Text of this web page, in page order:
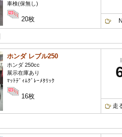
車検(保無し)
20枚
ホンダ レブル250
ホンダ 250cc
展示在庫あり
ﾏｯﾄﾃﾞｨﾑｸﾞﾚｰﾒﾀﾘｯｸ
16枚
走